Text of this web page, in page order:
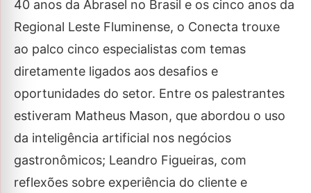
40 anos da Abrasel no Brasil e os cinco anos da
Regional Leste Fluminense, o Conecta trouxe
ao palco cinco especialistas com temas
diretamente ligados aos desafios e
oportunidades do setor. Entre os palestrantes
estiveram Matheus Mason, que abordou o uso
da inteligência artificial nos negócios
gastronômicos; Leandro Figueiras, com
reflexões sobre experiência do cliente e